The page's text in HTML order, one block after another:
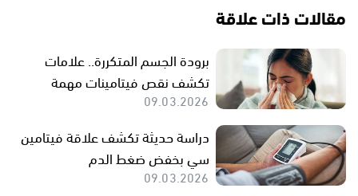
مقالات ذات علاقة
برودة الجسم المتكررة.. علامات
تكشف نقص فيتامينات مهمة
09.03.2026
دراسة حديثة تكشف علاقة فيتامين
سي بخفض ضغط الدم
09.03.2026